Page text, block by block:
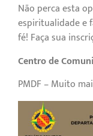
Não perca esta
espiritualidade e
fé! Faça sua
Centro de
PMDF – Muito